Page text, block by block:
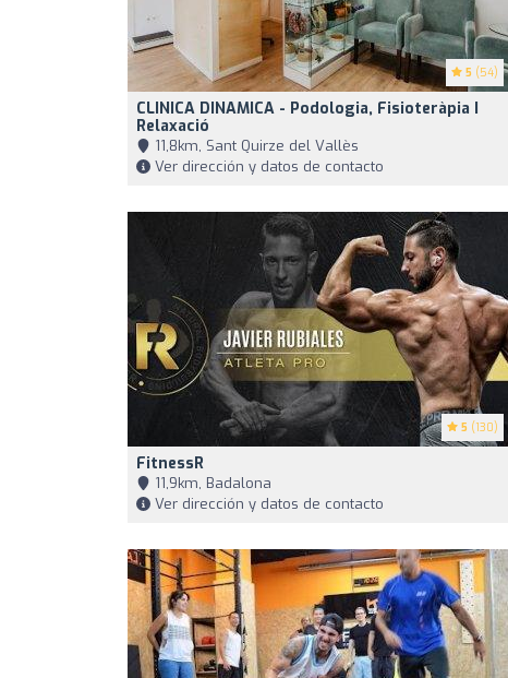
5 (54)
CLINICA DINAMICA - Podologia, Fisioteràpia I
Relaxació
11,8km, Sant Quirze del Vallès
Ver dirección y datos de contacto
5 (130)
FitnessR
11,9km, Badalona
Ver dirección y datos de contacto